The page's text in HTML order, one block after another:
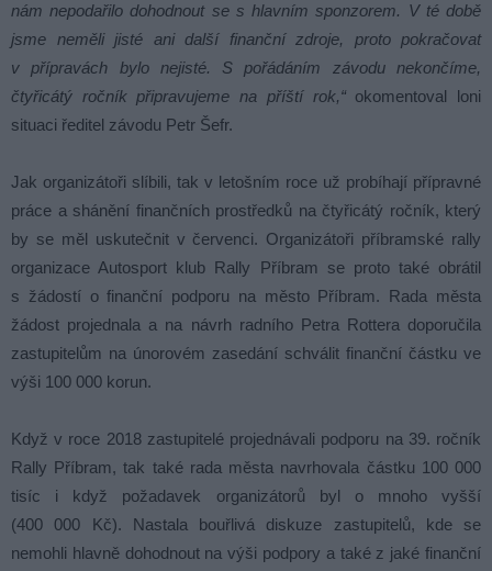
nám nepodařilo dohodnout se s hlavním sponzorem. V té době
jsme neměli jisté ani další finanční zdroje, proto pokračovat
v přípravách bylo nejisté. S pořádáním závodu nekončíme,
čtyřicátý ročník připravujeme na příští rok,“ okomentoval loni
situaci ředitel závodu Petr Šefr.
Jak organizátoři slíbili, tak v letošním roce už probíhají přípravné
práce a shánění finančních prostředků na čtyřicátý ročník, který
by se měl uskutečnit v červenci. Organizátoři příbramské rally
organizace Autosport klub Rally Příbram se proto také obrátil
s žádostí o finanční podporu na město Příbram. Rada města
žádost projednala a na návrh radního Petra Rottera doporučila
zastupitelům na únorovém zasedání schválit finanční částku ve
výši 100 000 korun.
Když v roce 2018 zastupitelé projednávali podporu na 39. ročník
Rally Příbram, tak také rada města navrhovala částku 100 000
tisíc i když požadavek organizátorů byl o mnoho vyšší
(400 000 Kč). Nastala bouřlivá diskuze zastupitelů, kde se
nemohli hlavně dohodnout na výši podpory a také z jaké finanční